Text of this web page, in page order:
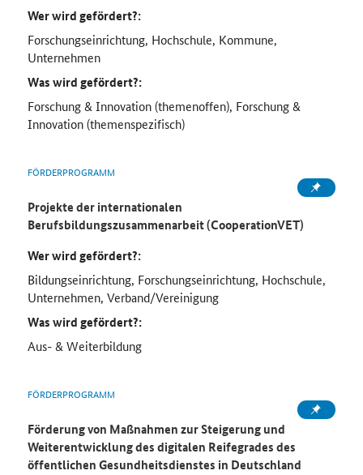
Wer wird gefördert?:
Forschungseinrichtung, Hochschule, Kommune,
Unternehmen
Was wird gefördert?:
Forschung & Innovation (themenoffen), Forschung &
Innovation (themenspezifisch)
FÖRDERPROGRAMM
Projekte der internationalen
Berufsbildungszusammenarbeit (CooperationVET)
Wer wird gefördert?:
Bildungseinrichtung, Forschungseinrichtung, Hochschule,
Unternehmen, Verband/Vereinigung
Was wird gefördert?:
Aus- & Weiterbildung
FÖRDERPROGRAMM
Förderung von Maßnahmen zur Steigerung und
Weiterentwicklung des digitalen Reifegrades des
öffentlichen Gesundheitsdienstes in Deutschland